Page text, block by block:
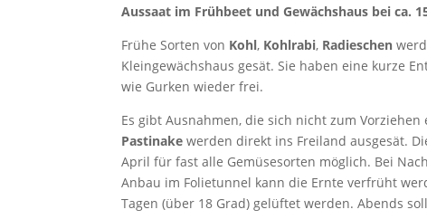
p
r
i
k
m
a
t
e
n
i
m
G
a
Aussaat im Frühbeet und Gewächshaus bei ca.
Frühe Sorten von Kohl, Kohlrabi, Radieschen
Kleingewächshaus gesät. Sie haben eine kurze
wie Gurken wieder frei.
Es gibt Ausnahmen, die sich nicht zum
Pastinake werden direkt ins Freiland ausgesät.
April für fast alle Gemüsesorten möglich. Bei
Anbau im Folietunnel kann die Ernte verfrüht
Tagen (über 18 Grad) gelüftet werden. Abends